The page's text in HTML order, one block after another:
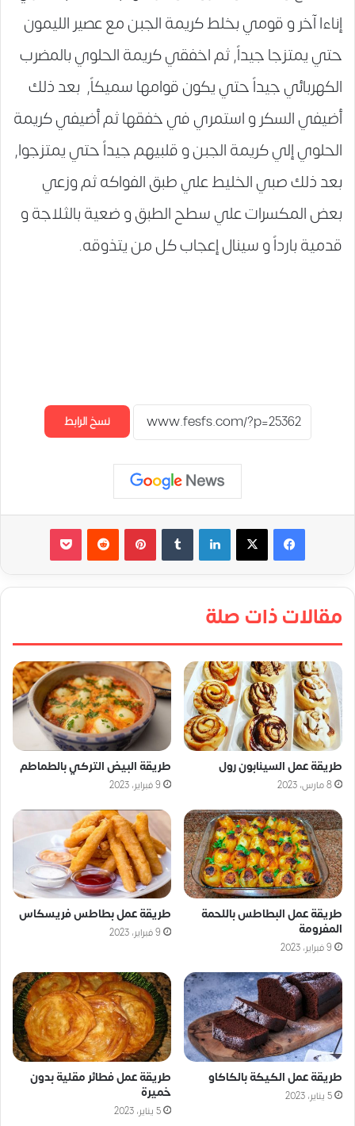
إناءا آخر و قومي بخلط كريمة الجبن مع عصير الليمون
حتي يمتزجا جيداً, ثم اخفقي كريمة الحلوي بالمضرب
الكهربائي جيداً حتي يكون قوامها سميكاً, بعد ذلك
أضيفي السكر و استمري في خفقها ثم أضيفي كريمة
الحلوي إلي كريمة الجبن و قلبيهم جيداً حتي يمتزجوا,
بعد ذلك صبي الخليط علي طبق الفواكه ثم وزعي
بعض المكسرات علي سطح الطبق و ضعية بالثلاجة و
قدمية بارداً و سينال إعجاب كل من يتذوقه.
نسخ الرابط
لينكدإن بينتيريست
مقالات ذات صلة
طريقة عمل السينابون رول
8 مارس، 2023
طريقة البيض التركي بالطماطم
9 فبراير، 2023
طريقة عمل البطاطس باللحمة
المفرومة
9 فبراير، 2023
طريقة عمل بطاطس فريسكاس
9 فبراير، 2023
طريقة عمل الكيكة بالكاكاو
5 يناير، 2023
طريقة عمل فطائر مقلية بدون
خميرة
5 يناير، 2023